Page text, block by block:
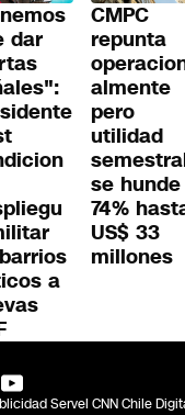
dar
a
CMPC
repunta
almente
pero
utilidad
se hunde
74%
US$ 33
millones
Servel CNN Chile